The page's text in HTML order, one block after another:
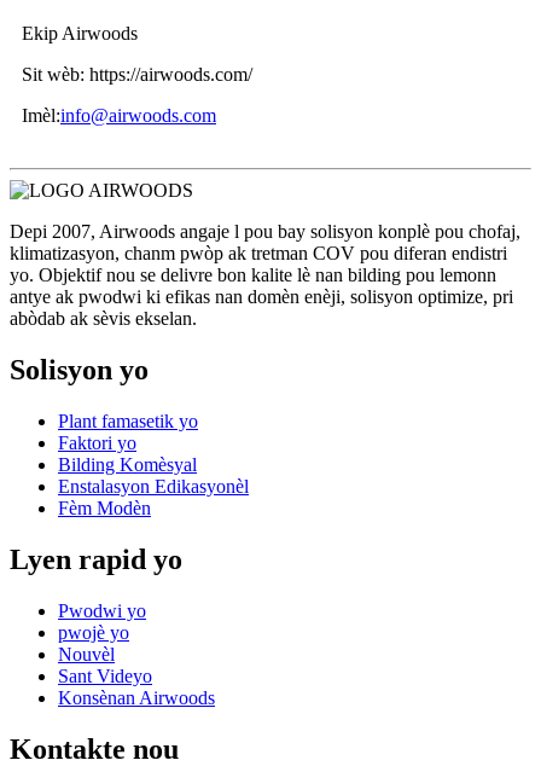
Ekip Airwoods
Sit wèb: https://airwoods.com/
Imèl:info@airwoods.com
Depi 2007, Airwoods angaje l pou bay solisyon konplè pou chofaj,
klimatizasyon, chanm pwòp ak tretman COV pou diferan endistri
yo. Objektif nou se delivre bon kalite lè nan bilding pou lemonn
antye ak pwodwi ki efikas nan domèn enèji, solisyon optimize, pri
abòdab ak sèvis ekselan.
Solisyon yo
Plant famasetik yo
Faktori yo
Bilding Komèsyal
Enstalasyon Edikasyonèl
Fèm Modèn
Lyen rapid yo
Pwodwi yo
pwojè yo
Nouvèl
Sant Videyo
Konsènan Airwoods
Kontakte nou